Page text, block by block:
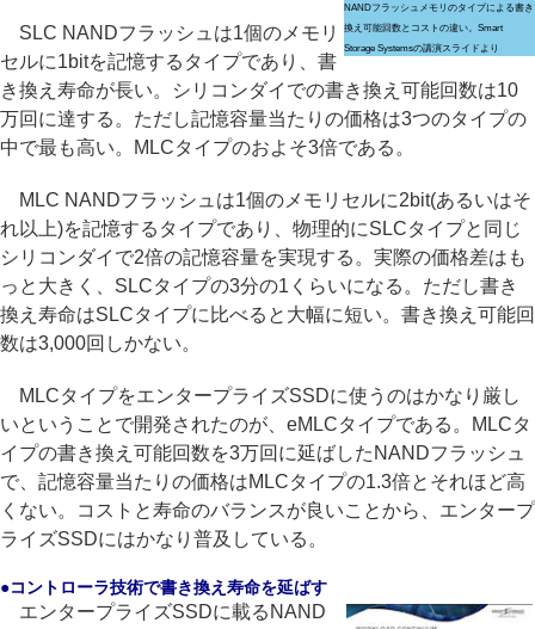
NANDフラッシュメモリのタイプによる書き
換え可能回数とコストの違い。Smart
Storage Systemsの講演スライドより
SLC NANDフラッシュは1個のメモリ
セルに1bitを記憶するタイプであり、書
き換え寿命が長い。シリコンダイでの書き換え可能回数は10
万回に達する。ただし記憶容量当たりの価格は3つのタイプの
中で最も高い。MLCタイプのおよそ3倍である。
MLC NANDフラッシュは1個のメモリセルに2bit(あるいはそ
れ以上)を記憶するタイプであり、物理的にSLCタイプと同じ
シリコンダイで2倍の記憶容量を実現する。実際の価格差はも
っと大きく、SLCタイプの3分の1くらいになる。ただし書き
換え寿命はSLCタイプに比べると大幅に短い。書き換え可能回
数は3,000回しかない。
MLCタイプをエンタープライズSSDに使うのはかなり厳し
いということで開発されたのが、eMLCタイプである。MLCタ
イプの書き換え可能回数を3万回に延ばしたNANDフラッシュ
で、記憶容量当たりの価格はMLCタイプの1.3倍とそれほど高
くない。コストと寿命のバランスが良いことから、エンタープ
ライズSSDにはかなり普及している。
●コントローラ技術で書き換え寿命を延ばす
エンタープライズSSDに載るNAND